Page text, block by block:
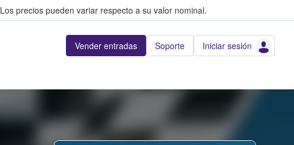
Los precios pueden variar respecto a su valor nominal.
Vender entradas Soporte Iniciar sesión